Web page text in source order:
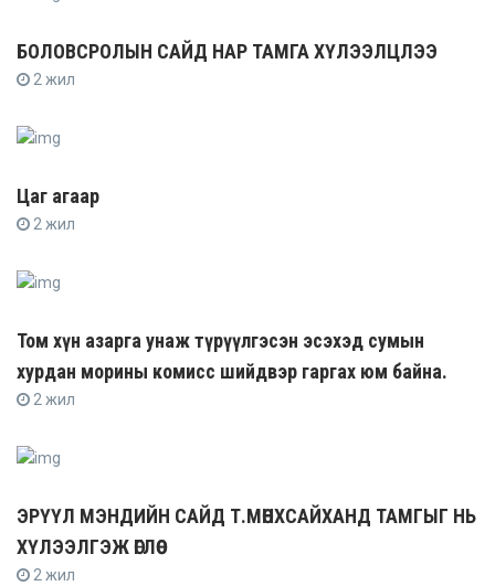
БОЛОВСРОЛЫН САЙД НАР ТАМГА ХҮЛЭЭЛЦЛЭЭ
2 жил
Цаг агаар
2 жил
Том хүн азарга унаж түрүүлгэсэн эсэхэд сумын
хурдан морины комисс шийдвэр гаргах юм байна.
2 жил
ЭРҮҮЛ МЭНДИЙН САЙД Т.МӨНХСАЙХАНД ТАМГЫГ НЬ
ХҮЛЭЭЛГЭЖ ӨГЛӨӨ
2 жил